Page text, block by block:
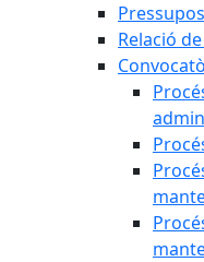
Relació